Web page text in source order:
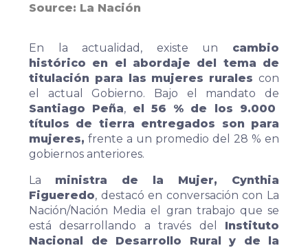
Source: La Nación
En la actualidad, existe un cambio
histórico en el abordaje del tema de
titulación para las mujeres rurales con
el actual Gobierno. Bajo el mandato de
Santiago Peña, el 56 % de los 9.000
títulos de tierra entregados son para
mujeres, frente a un promedio del 28 % en
gobiernos anteriores.
La ministra de la Mujer, Cynthia
Figueredo, destacó en conversación con La
Nación/Nación Media el gran trabajo que se
está desarrollando a través del Instituto
Nacional de Desarrollo Rural y de la